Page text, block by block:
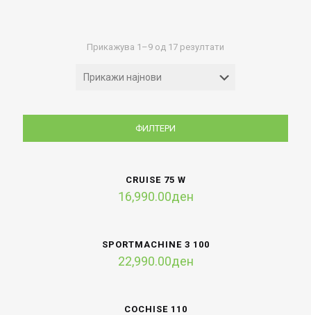
Прикажува 1–9 од 17 резултати
latest
ФИЛТЕРИ
CRUISE 75 W
16,990.00ден
SPORTMACHINE 3 100
22,990.00ден
COCHISE 110